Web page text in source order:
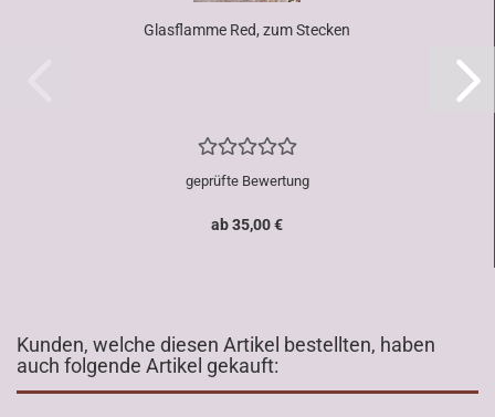
Glasflamme Red, zum Stecken
geprüfte Bewertung
ab 35,00 €
Kunden, welche diesen Artikel bestellten, haben
auch folgende Artikel gekauft: